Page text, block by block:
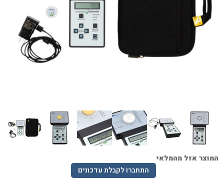
המוצר אזל מהמלאי
התחברו לקבלת עדכונים